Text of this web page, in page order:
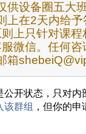
供设备圈五大
上在2天内给
上只针对课
微信。任何
箱
公开状态，只对内
该群组 ，但你的